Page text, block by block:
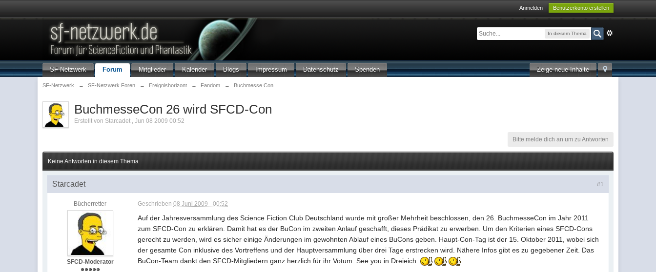
Anmelden Benutzerkonto erstellen
In diesem Thema
Zeige neue Inhalte
SF-Netzwerk Forum Mitglieder Kalender Blogs Impressum Datenschutz Spenden
SF-Netzwerk → SF-Netzwerk Foren → Ereignishorizont → Fandom → Buchmesse Con
BuchmesseCon 26 wird SFCD-Con
Erstellt von Starcadet ,Jun 08 2009 00:52
Bitte melde dich an um zu Antworten
Keine Antworten in diesem Thema
#1
Starcadet
Bücherretter
SFCD-Moderator
Geschrieben08 Juni 2009 - 00:52
Auf der Jahresversammlung des Science Fiction Club Deutschland wurde mit großer Mehrheit beschlossen, den 26. BuchmesseCon im Jahr 2011
zum SFCD-Con zu erklären. Damit hat es der BuCon im zweiten Anlauf geschafft, dieses Prädikat zu erwerben. Um den Kriterien eines SFCD-Cons
gerecht zu werden, wird es sicher einige Änderungen im gewohnten Ablauf eines BuCons geben. Haupt-Con-Tag ist der 15. Oktober 2011, wobei sich
der gesamte Con inklusive des Vortreffens und der Hauptversammlung über drei Tage erstrecken wird. Nähere Infos gibt es zu gegebener Zeit. Das
BuCon-Team dankt den SFCD-Mitgliedern ganz herzlich für ihr Votum. See you in Dreieich.